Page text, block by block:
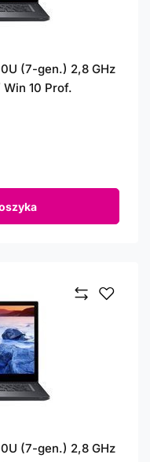
(7-gen.) 2,8 GHz
10 Prof.
(7-gen.) 2,8 GHz